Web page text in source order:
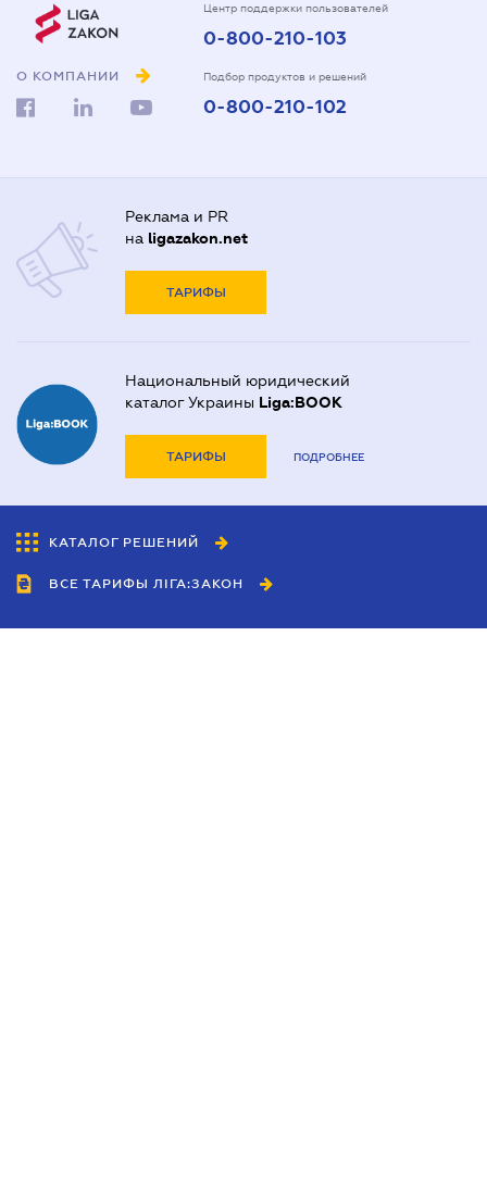
О КОМПАНИИ
Центр поддержки пользователей
0-800-210-103
Подбор продуктов и решений
0-800-210-102
Реклама и PR
на ligazakon.net
ТАРИФЫ
Национальный юридический
каталог Украины Liga:BOOK
ТАРИФЫ ПОДРОБНЕЕ
КАТАЛОГ РЕШЕНИЙ
ВСЕ ТАРИФЫ ЛІГА:ЗАКОН